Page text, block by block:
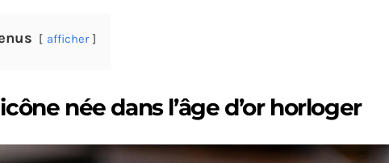
afficher
née dans l’âge d’or horloger